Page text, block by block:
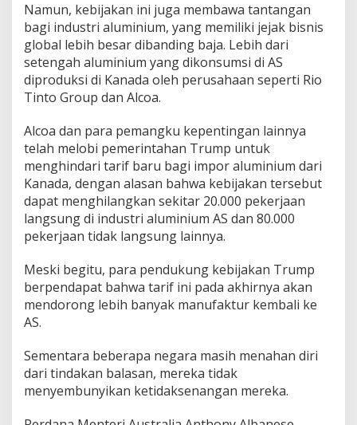
Namun, kebijakan ini juga membawa tantangan
bagi industri aluminium, yang memiliki jejak bisnis
global lebih besar dibanding baja. Lebih dari
setengah aluminium yang dikonsumsi di AS
diproduksi di Kanada oleh perusahaan seperti Rio
Tinto Group dan Alcoa.
Alcoa dan para pemangku kepentingan lainnya
telah melobi pemerintahan Trump untuk
menghindari tarif baru bagi impor aluminium dari
Kanada, dengan alasan bahwa kebijakan tersebut
dapat menghilangkan sekitar 20.000 pekerjaan
langsung di industri aluminium AS dan 80.000
pekerjaan tidak langsung lainnya.
Meski begitu, para pendukung kebijakan Trump
berpendapat bahwa tarif ini pada akhirnya akan
mendorong lebih banyak manufaktur kembali ke
AS.
Sementara beberapa negara masih menahan diri
dari tindakan balasan, mereka tidak
menyembunyikan ketidaksenangan mereka.